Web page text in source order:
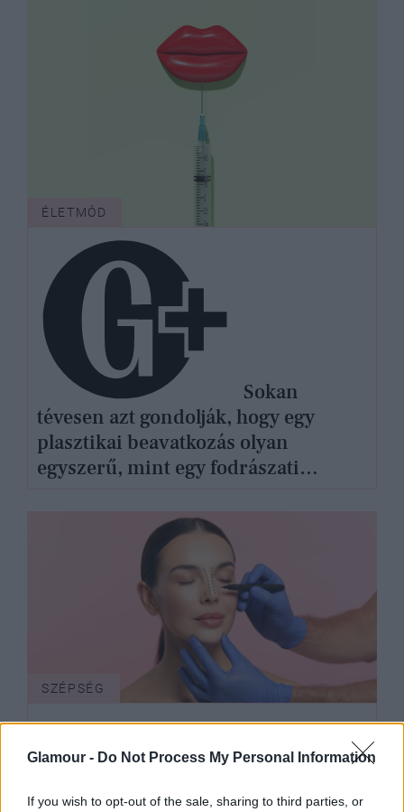
Glamour - Do Not Process My Personal Information
If you wish to opt-out of the sale, sharing to third parties, or
ÉLETMÓD
tévesen azt gondolják, hogy egy
plasztikai beavatkozás olyan
egyszerű, mint egy fodrászati
magyar testvérpár mesélt nekünk
SZÉPSÉG